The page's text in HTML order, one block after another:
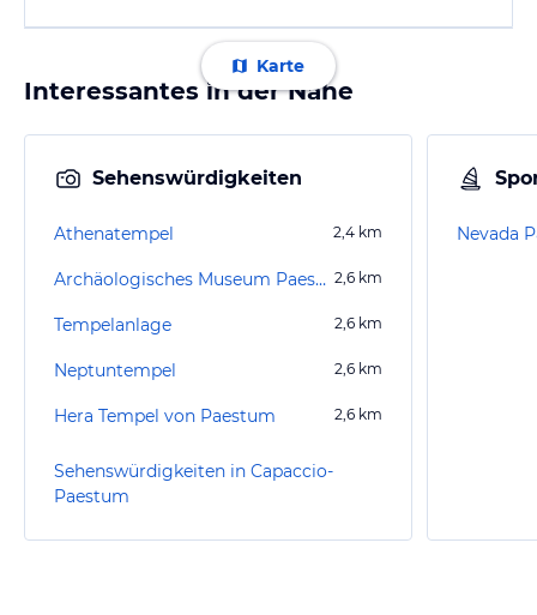
Karte
Interessantes in der Nähe
Sehenswürdigkeiten
Athenatempel 2,4 km
Archäologisches Museum Paestum 2,6 km
Tempelanlage 2,6 km
Neptuntempel 2,6 km
Hera Tempel von Paestum 2,6 km
Sehenswürdigkeiten in Capaccio-
Paestum
Nevada